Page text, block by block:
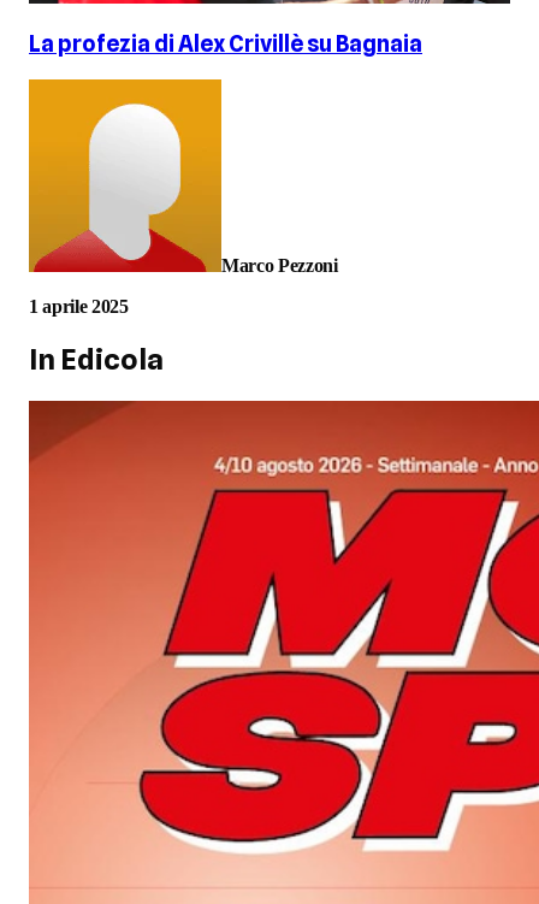
La profezia di Alex Crivillè su Bagnaia
Marco Pezzoni
1 aprile 2025
In Edicola